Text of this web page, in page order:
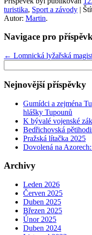
turistika, Sport a závody |
Autor: Martin.
Navigace pro
← Lomnická lyžařská
Nejnovější příspěvky
Gumídci a zejména
hlášky Tupounů
K bývalé vojenské
Bedřichovská
Pražská lítačka 2025
Dovolená na
Archivy
Leden 2026
Červen 2025
Duben 2025
Březen 2025
Únor 2025
Duben 2024